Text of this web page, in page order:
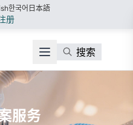
한국어 日本語
册
搜索
服务